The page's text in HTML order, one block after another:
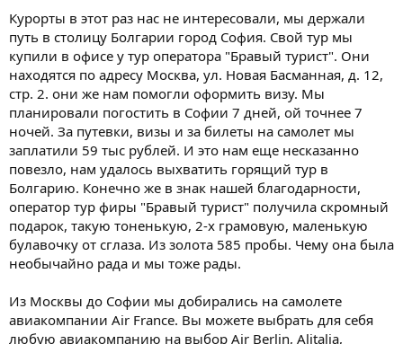
Курорты в этот раз нас не интересовали, мы держали
путь в столицу Болгарии город София. Свой тур мы
купили в офисе у тур оператора "Бравый турист". Они
находятся по адресу Москва, ул. Новая Басманная, д. 12,
стр. 2. они же нам помогли оформить визу. Мы
планировали погостить в Софии 7 дней, ой точнее 7
ночей. За путевки, визы и за билеты на самолет мы
заплатили 59 тыс рублей. И это нам еще несказанно
повезло, нам удалось выхватить горящий тур в
Болгарию. Конечно же в знак нашей благодарности,
оператор тур фиры "Бравый турист" получила скромный
подарок, такую тоненькую, 2-х грамовую, маленькую
булавочку от сглаза. Из золота 585 пробы. Чему она была
необычайно рада и мы тоже рады.
Из Москвы до Софии мы добирались на самолете
авиакомпании Air France. Вы можете выбрать для себя
любую авиакомпанию на выбор Air Berlin, Alitalia,